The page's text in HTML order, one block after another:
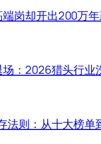
岗却开出200万
：2026猎头行业
法则：从十大榜单